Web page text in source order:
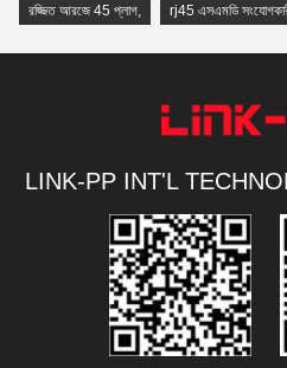
রজ্জিত আরজে 45 প্লাগ rj45 এসএমডি
LINK-PP INT'L